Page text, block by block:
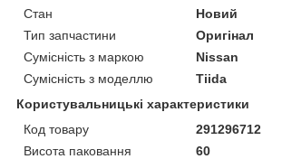
Стан
Новий
Тип запчастини
Оригінал
Сумісність з маркою
Nissan
Сумісність з моделлю
Tiida
Користувальницькі характеристики
Код товару
291296712
Висота паковання
60